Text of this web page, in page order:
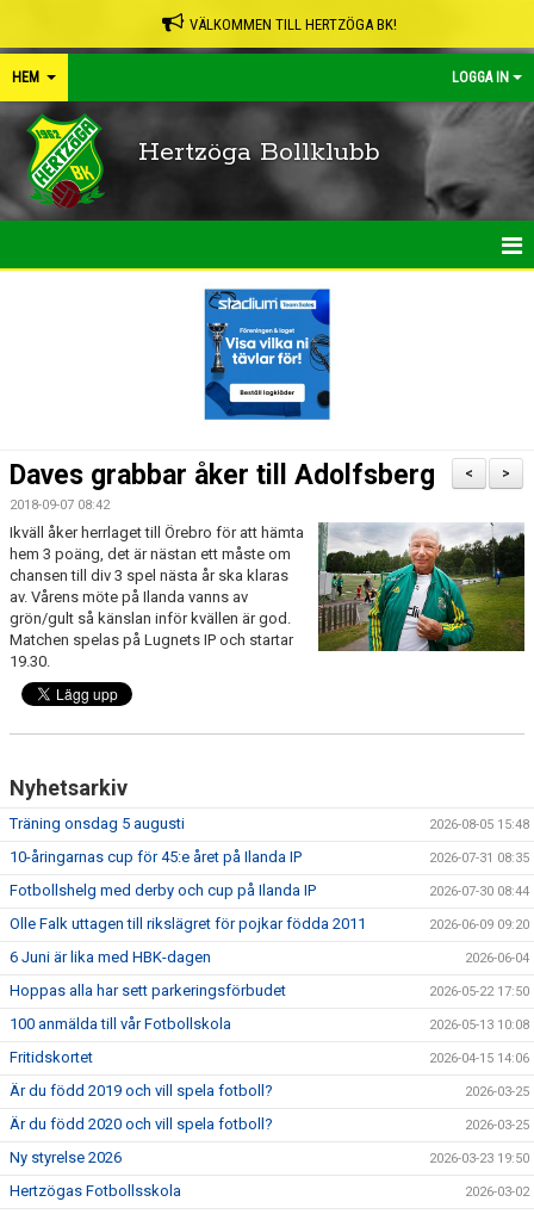
VÄLKOMMEN TILL HERTZÖGA BK!
HEM LOGGA IN
Hertzöga Bollklubb
SHOP
FRISPARKEN
BLI MEDLEM
MATCHER
KONTAKTER & LAG
FÖRENINGSDOKUMENT
>
<
Daves grabbar åker till Adolfsberg
2018-09-07 08:42
Ikväll åker herrlaget till Örebro för att hämta
hem 3 poäng, det är nästan ett måste om
chansen till div 3 spel nästa år ska klaras
av. Vårens möte på Ilanda vanns av
grön/gult så känslan inför kvällen är god.
Matchen spelas på Lugnets IP och startar
19.30.
Nyhetsarkiv
Träning onsdag 5 augusti 2026-08-05 15:48
10-åringarnas cup för 45:e året på Ilanda IP 2026-07-31 08:35
Fotbollshelg med derby och cup på Ilanda IP 2026-07-30 08:44
Olle Falk uttagen till rikslägret för pojkar födda 2011 2026-06-09 09:20
6 Juni är lika med HBK-dagen 2026-06-04
Hoppas alla har sett parkeringsförbudet 2026-05-22 17:50
100 anmälda till vår Fotbollskola 2026-05-13 10:08
Fritidskortet 2026-04-15 14:06
Är du född 2019 och vill spela fotboll? 2026-03-25
Är du född 2020 och vill spela fotboll? 2026-03-25
Ny styrelse 2026 2026-03-23 19:50
Hertzögas Fotbollsskola 2026-03-02